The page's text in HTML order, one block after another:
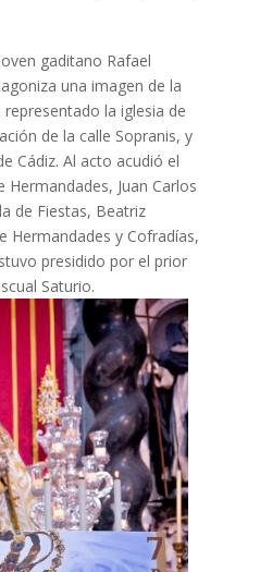
gaditano Rafael
una imagen de la
la iglesia de
de la calle Sopranis, y
Cádiz. Al acto acudió el
Juan Carlos
de Fiestas, Beatriz
Hermandades y Cofradías,
presidido por el prior
Saturio.